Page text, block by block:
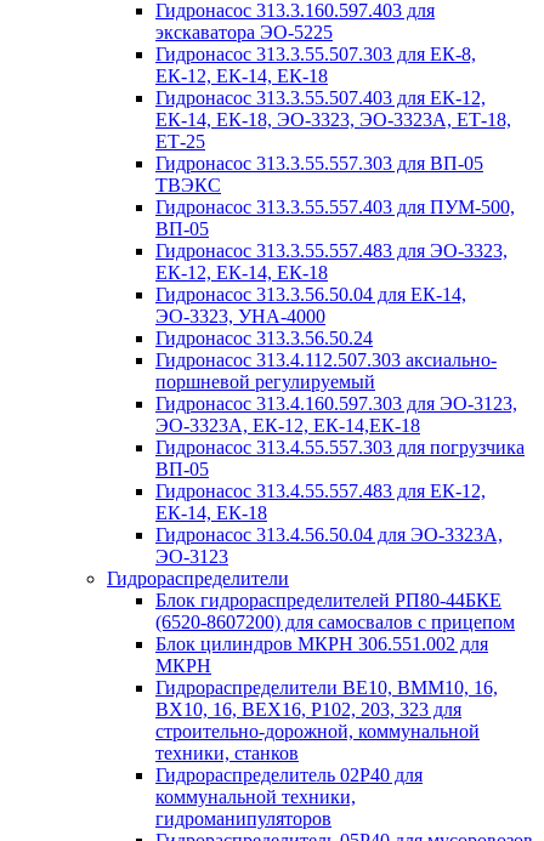
Гидронасос 313.3.160.597.403 для
экскаватора ЭО-5225
Гидронасос 313.3.55.507.303 для ЕК-8,
ЕК-12, ЕК-14, ЕК-18
Гидронасос 313.3.55.507.403 для ЕК-12,
ЕК-14, ЕК-18, ЭО-3323, ЭО-3323А, ЕТ-18,
ЕТ-25
Гидронасос 313.3.55.557.303 для ВП-05
ТВЭКС
Гидронасос 313.3.55.557.403 для ПУМ-500,
ВП-05
Гидронасос 313.3.55.557.483 для ЭО-3323,
ЕК-12, ЕК-14, ЕК-18
Гидронасос 313.3.56.50.04 для ЕК-14,
ЭО-3323, УНА-4000
Гидронасос 313.3.56.50.24
Гидронасос 313.4.112.507.303 аксиально-
поршневой регулируемый
Гидронасос 313.4.160.597.303 для ЭО-3123,
ЭО-3323А, ЕК-12, ЕК-14,ЕК-18
Гидронасос 313.4.55.557.303 для погрузчика
ВП-05
Гидронасос 313.4.55.557.483 для ЕК-12,
ЕК-14, ЕК-18
Гидронасос 313.4.56.50.04 для ЭО-3323А,
ЭО-3123
Гидрораспределители
Блок гидрораспределителей РП80-44БКЕ
(6520-8607200) для самосвалов с прицепом
Блок цилиндров МКРН 306.551.002 для
МКРН
Гидрораспределители ВЕ10, ВММ10, 16,
ВХ10, 16, ВЕХ16, Р102, 203, 323 для
строительно-дорожной, коммунальной
техники, станков
Гидрораспределитель 02Р40 для
коммунальной техники,
гидроманипуляторов